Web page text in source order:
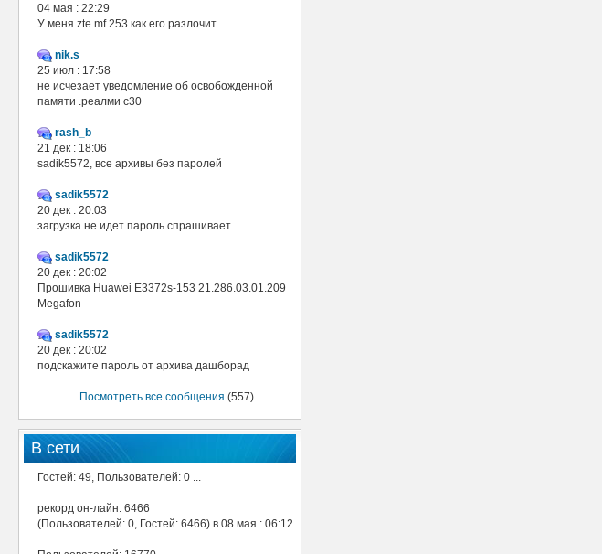
04 мая : 22:29
У меня zte mf 253 как его разлочит
nik.s
25 июл : 17:58
не исчезает уведомление об освобожденной
памяти .реалми с30
rash_b
21 дек : 18:06
sadik5572, все архивы без паролей
sadik5572
20 дек : 20:03
загрузка не идет пароль спрашивает
sadik5572
20 дек : 20:02
Прошивка Huawei E3372s-153 21.286.03.01.209
Megafon
sadik5572
20 дек : 20:02
подскажите пароль от архива дашборад
Посмотреть все сообщения (557)
В сети
Гостей: 49, Пользователей: 0 ...
рекорд он-лайн: 6466
(Пользователей: 0, Гостей: 6466) в 08 мая : 06:12